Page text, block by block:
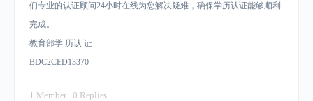
们专业的认证顾问24小时在线为您解决疑难，确保学历认证能够顺利
完成。
教育部学 历认 证
BDC2CED13370
1 Member · 0 Replies